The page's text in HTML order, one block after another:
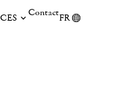
ContactFR